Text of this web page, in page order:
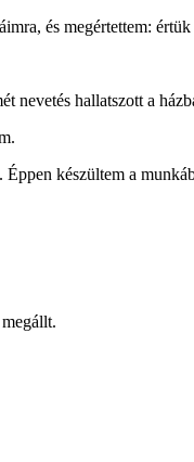
és megértettem:
nevetés hallatszott a
készültem a